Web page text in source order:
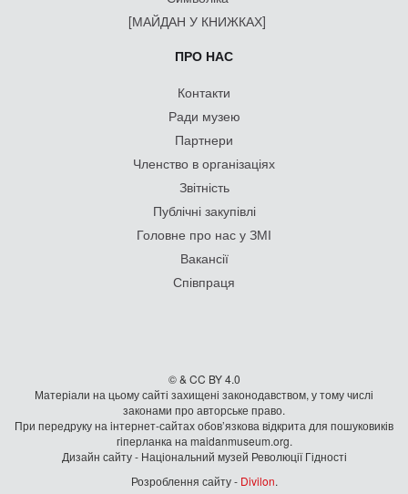
[МАЙДАН У КНИЖКАХ]
ПРО НАС
Контакти
Ради музею
Партнери
Членство в організаціях
Звітність
Публічні закупівлі
Головне про нас у ЗМІ
Вакансії
Співпраця
© & CC BY 4.0
Матеріали на цьому сайті захищені законодавством, у тому числі
законами про авторське право.
При передруку на iнтернет-сайтах обов’язкова відкрита для пошуковиків
гiперланка на maidanmuseum.org.
Дизайн сайту - Національний музей Революції Гідності
Розроблення сайту - Divilon.